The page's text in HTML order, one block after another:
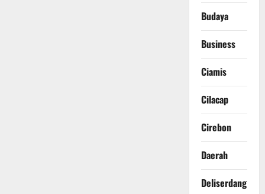
Budaya
Business
Ciamis
Cilacap
Cirebon
Daerah
Deliserdang